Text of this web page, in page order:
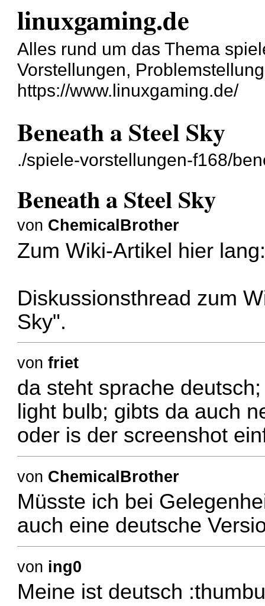
linuxgaming.de
Alles rund um das Thema
Vorstellungen,
https://www.linuxgaming.de/
Beneath a Steel Sky
./spiele-vorstellungen-f168/
Beneath a Steel Sky
von ChemicalBrother
Zum Wiki-Artikel hier
Diskussionsthread zum
Sky".
vonfriet
da steht sprache
light bulb; gibts da auch
oder is der screenshot
von ChemicalBrother
Müsste ich bei
auch eine deutsche
von ing0
Meine ist deutsch